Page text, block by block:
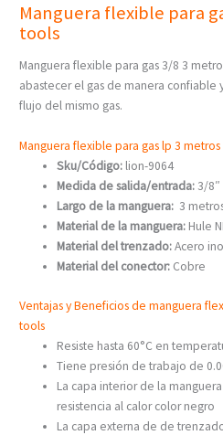
Manguera flexible para
tools
Manguera flexible para gas 3/8 3
abastecer el gas de manera confiable
flujo del mismo gas.
Manguera flexible para gas lp 3
Sku/Código: lion-9064
Medida de salida/entrada:3/8″
Largo de la manguera: 3
Material de la manguera: Hule
Material del trenzado:Acero
Material del conector: Cobre
Ventajas y Beneficios de manguera
tools
Resiste hasta 60°C en
Tiene presión de trabajo de
La capa interior de la
resistencia al calor color negro
La capa externa de de